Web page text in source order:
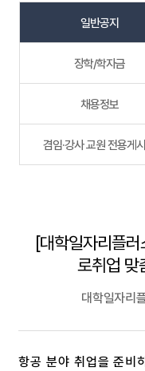
일반공지
장학/학자금
채용정보
겸임·강사 교원 전용게
[대학일자리플
로취업 맞
대학일자
항공 분야 취업을 준비